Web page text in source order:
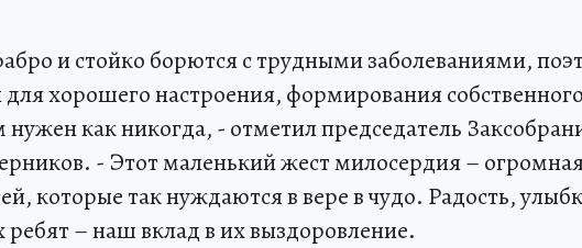
и стойко борются с трудными заболеваниями,
для хорошего настроения, формирования собственного
как никогда, - отметил председатель
- Этот маленький жест милосердия –
которые так нуждаются в вере в чудо. Радость,
ребят – наш вклад в их выздоровление.